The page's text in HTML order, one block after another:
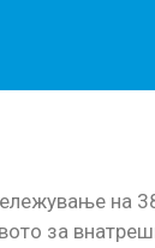
на
за